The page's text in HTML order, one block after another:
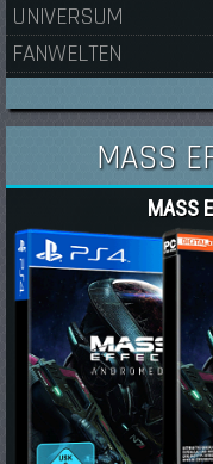
UNIVERSUM
FANWELTEN
MASS
MASS